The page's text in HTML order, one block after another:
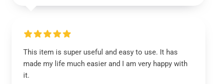
This item is super useful and easy to use. It has
made my life much easier and I am very happy with
it.